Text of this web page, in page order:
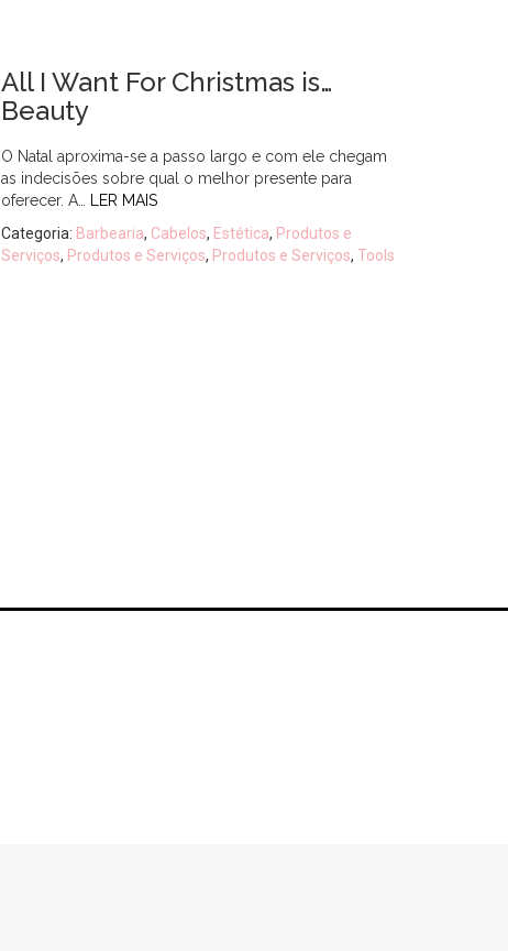
All I Want For Christmas is…
Beauty
O Natal aproxima-se a passo largo e com ele chegam
as indecisões sobre qual o melhor presente para
oferecer. A…
LER MAIS
Categoria: Barbearia, Cabelos, Estética, Produtos e
Serviços, Produtos e Serviços, Produtos e Serviços, Tools